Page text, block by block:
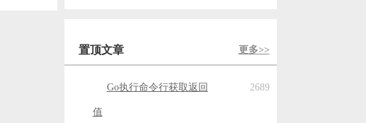
置顶文章 更多>>
Go执行命令行获取返回
值
2689